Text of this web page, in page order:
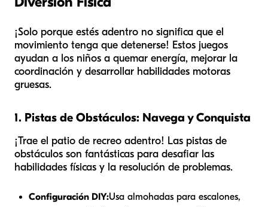
¡Solo porque estés adentro no significa que el
movimiento tenga que detenerse! Estos juegos
ayudan a los niños a quemar energía, mejorar la
coordinación y desarrollar habilidades motoras
gruesas.
1. Pistas de Obstáculos: Navega y Conquista
¡Trae el patio de recreo adentro! Las pistas de
obstáculos son fantásticas para desafiar las
habilidades físicas y la resolución de problemas.
Configuración DIY:Usa almohadas para escalones,